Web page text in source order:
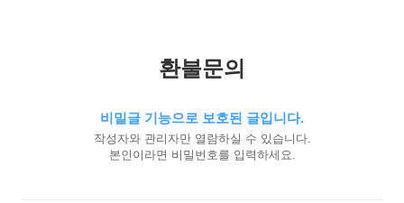
환불문의
비밀글 기능으로 보호된 글입니다.
작성자와 관리자만 열람하실 수 있습니다.
본인이라면 비밀번호를 입력하세요.